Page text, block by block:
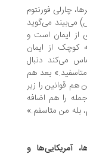
فورنتوم
می‌گوید
است و
از ایمان
دنبال
بعد هم
را زیر
و این‌جمله را هم اضافه
متاسفم.»
و